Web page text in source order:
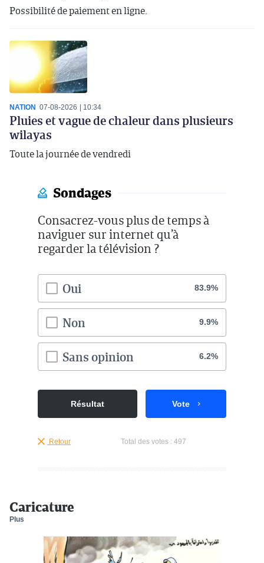
Possibilité de paiement en ligne.
NATION 07-08-2026 10:34
Pluies et vague de chaleur dans plusieurs
wilayas
Toute la journée de vendredi
Sondages
Consacrez-vous plus de temps à
naviguer sur internet qu’à
regarder la télévision ?
Oui 83.9%
Non 9.9%
Sans opinion 6.2%
Résultat Vote
Retour Total des votes : 497
Caricature
Plus